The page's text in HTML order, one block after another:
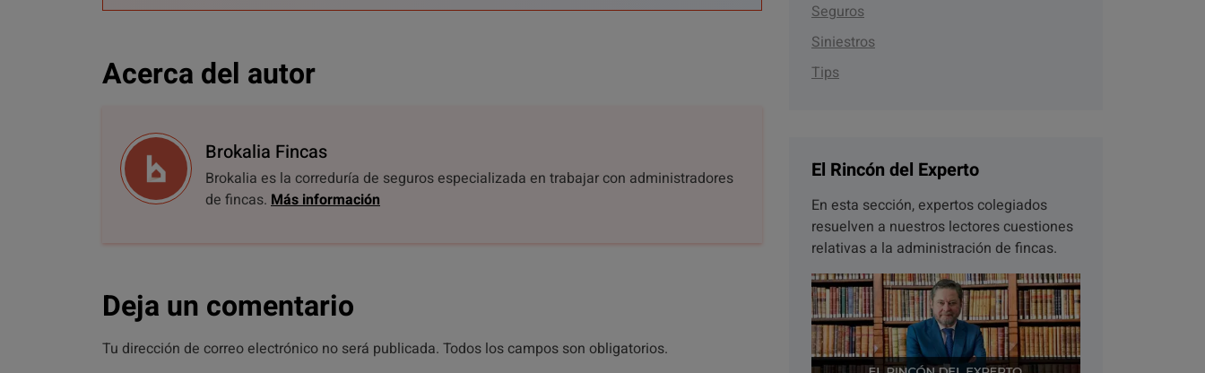
Acerca del autor
Brokalia Fincas
Brokalia es la correduría de seguros especializada en trabajar con administradores
de fincas. Más información
Deja un comentario
Tu dirección de correo electrónico no será publicada. Todos los campos son obligatorios.
Seguros
Siniestros
Tips
El Rincón del Experto
En esta sección, expertos colegiados
resuelven a nuestros lectores cuestiones
relativas a la administración de fincas.